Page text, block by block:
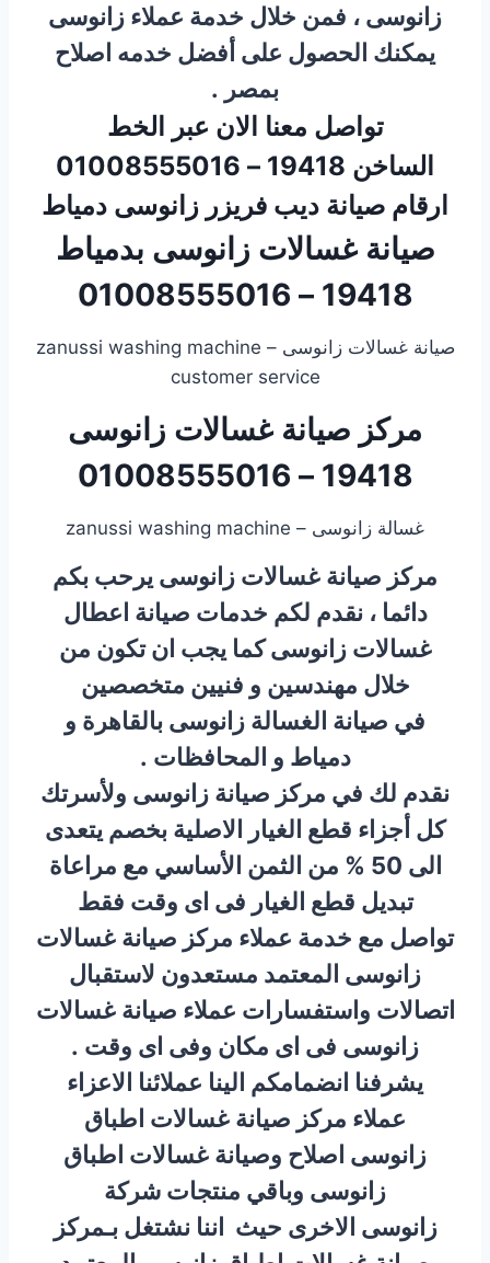
زانوسى ، فمن خلال خدمة عملاء زانوسى
يمكنك الحصول على أفضل خدمه اصلاح
بمصر .
تواصل معنا الان عبر الخط
الساخن 19418 – 01008555016
ارقام صيانة ديب فريزر زانوسى دمياط
صيانة غسالات زانوسى بدمياط
19418 – 01008555016
صيانة غسالات زانوسى – zanussi washing machine
customer service
مركز صيانة غسالات زانوسى
19418 – 01008555016
غسالة زانوسى – zanussi washing machine
مركز صيانة غسالات زانوسى يرحب بكم
دائما ، نقدم لكم خدمات صيانة اعطال
غسالات زانوسى كما يجب ان تكون من
خلال مهندسين و فنيين متخصصين
في صيانة الغسالة زانوسى بالقاهرة و
دمياط و المحافظات .
نقدم لك في مركز صيانة زانوسى ولأسرتك
كل أجزاء قطع الغيار الاصلية بخصم يتعدى
الى 50 % من الثمن الأساسي مع مراعاة
تبديل قطع الغيار فى اى وقت فقط
تواصل مع خدمة عملاء مركز صيانة غسالات
زانوسى المعتمد مستعدون لاستقبال
اتصالات واستفسارات عملاء صيانة غسالات
زانوسى فى اى مكان وفى اى وقت .
يشرفنا انضمامكم الينا عملائنا الاعزاء
عملاء مركز صيانة غسالات اطباق
زانوسى اصلاح وصيانة غسالات اطباق
زانوسى وباقي منتجات شركة
زانوسى الاخرى حيث اننا نشتغل بـمركز